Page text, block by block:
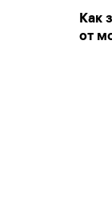
Как
от